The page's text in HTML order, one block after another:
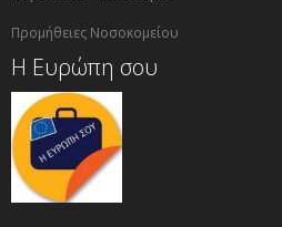
Προμήθειες Νοσοκομείου
Η Ευρώπη σου